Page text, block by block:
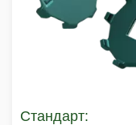
Стандарт: